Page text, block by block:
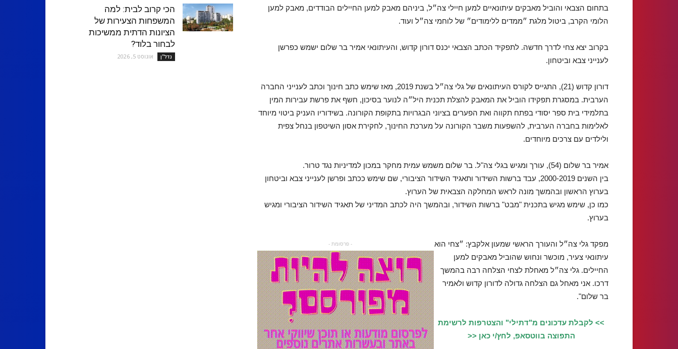
בתחום הצבאי והוביל מאבקים עיתונאיים למען חיילי צה״ל, ביניהם מאבק למען החיילים הבודדים, מאבק למען
הלומי הקרב, ביטול מלגת ״ממדים ללימודים״ של לוחמי צה״ל ועוד.
בקרוב יצא צחי לדרך חדשה. לתפקיד הכתב הצבאי יכנס דורון קדוש, והעיתונאי אמיר בר שלום ישמש כפרשן
לענייני צבא וביטחון.
דורון קדוש (21), התגייס לקורס העיתונאים של גלי צה״ל בשנת 2019, מאז שימש כתב חינוך וכתב לענייני החברה
הערבית. במסגרת תפקידו הוביל את המאבק להצלת תכנית היל״ה לנוער בסיכון, חשף את פרשת עבירות המין
בתלמידי בית ספר יסודי בפתח תקווה ואת הפערים בציוני הבגרויות בתקופת הקורונה. בשידוריו העניק ביטוי מיוחד
לאלימות בחברה הערבית, להשפעות משבר הקורונה על מערכת החינוך, לחקירת אסון השיטפון בנחל צפית
ולילדים עם צרכים מיוחדים.
אמיר בר שלום (54), עורך ומגיש בגלי צה"ל. בר שלום משמש עמית מחקר במכון למדיניות נגד טרור.
בין השנים 2000-2019, עבד ברשות השידור ותאגיד השידור הציבורי, שם שימש ככתב ופרשן לענייני צבא וביטחון
בערוץ הראשון ובהמשך מונה לראש המחלקה הצבאית של הערוץ.
כמו כן, שימש מגיש בתכנית "מבט" ברשות השידור, ובהמשך היה לכתב המדיני של תאגיד השידור הציבורי ומגיש
בערוץ.
- פרסומת -
מפקד גלי צה״ל והעורך הראשי שמעון אלקבץ: ״צחי הוא
עיתונאי צעיר, מוכשר ונחוש שהוביל מאבקים למען
החיילים. גלי צה״ל מאחלת לצחי הצלחה רבה בהמשך
דרכו. אני מאחל גם הצלחה גדולה לדורון קדוש ולאמיר
בר שלום".
>> לקבלת עדכונים מ"דתילי" והצטרפות לרשימת
התפוצה בווטסאפ, לחץ/י כאן <<
הכי קרוב לבית: למה
המשפחות הצעירות של
הציונות הדתית ממשיכות
לבחור בלוד?
נדל''ן אוגוסט 5, 2026